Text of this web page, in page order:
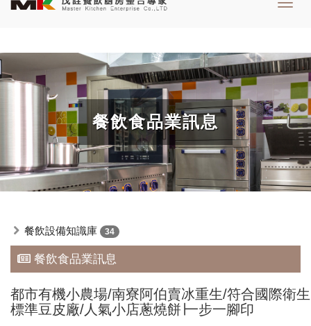
餐飲食品業訊息
餐飲設備知識庫 34
餐飲食品業訊息
都市有機小農場/南寮阿伯賣冰重生/符合國際衛生
標準豆皮廠/人氣小店蔥燒餅∣一步一腳印